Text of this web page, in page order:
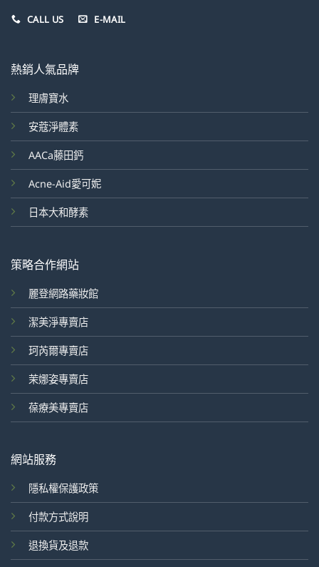
CALL US E-MAIL
熱銷人氣品牌
理膚寶水
安蔻淨體素
AACa藤田鈣
Acne-Aid愛可妮
日本大和酵素
策略合作網站
麗登網路藥妝館
潔美淨專賣店
珂芮爾專賣店
茉娜姿專賣店
葆療美專賣店
網站服務
隱私權保護政策
付款方式說明
退換貨及退款